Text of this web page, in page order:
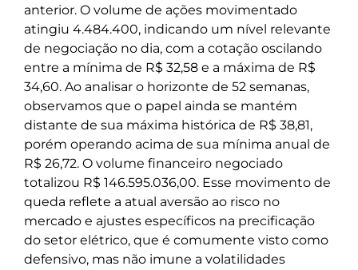
anterior. O volume de ações movimentado
atingiu 4.484.400, indicando um nível relevante
de negociação no dia, com a cotação oscilando
entre a mínima de R$ 32,58 e a máxima de R$
34,60. Ao analisar o horizonte de 52 semanas,
observamos que o papel ainda se mantém
distante de sua máxima histórica de R$ 38,81,
porém operando acima de sua mínima anual de
R$ 26,72. O volume financeiro negociado
totalizou R$ 146.595.036,00. Esse movimento de
queda reflete a atual aversão ao risco no
mercado e ajustes específicos na precificação
do setor elétrico, que é comumente visto como
defensivo, mas não imune a volatilidades